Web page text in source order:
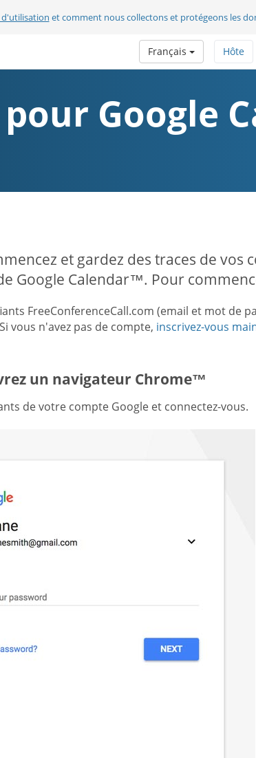
d'utilisation et comment nous collectons et protégeons les
Hôte
Français
Google
et gardez des traces de vos
Google Calendar™. Pour
FreeConferenceCall.com (email et mot de
vous n'avez pas de compte, inscrivez-vous
un navigateur Chrome™
de votre compte Google et connectez-vous.